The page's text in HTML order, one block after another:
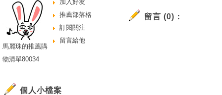
留言 (0)：
加入好友
推薦部落格
訂閱關注
留言給他
馬麗珠的推薦購
物清單80034
個人小檔案